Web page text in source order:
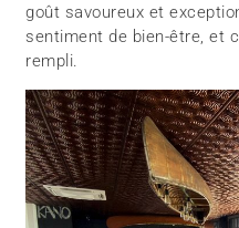
goût savoureux et
sentiment de bien-être, et
rempli.